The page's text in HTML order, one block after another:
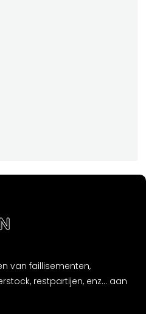
van faillisementen,
restpartijen, enz... aan